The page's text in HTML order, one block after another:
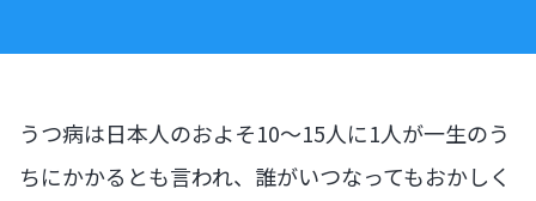
うつ病は日本人のおよそ10～15人に1人が一生のう
ちにかかるとも言われ、誰がいつなってもおかしく